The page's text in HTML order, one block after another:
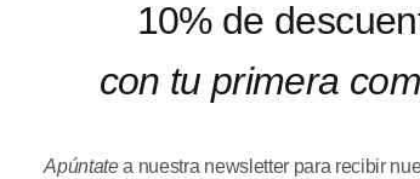
10% de
con tu primera
Apúntatea nuestra newsletter para recibir